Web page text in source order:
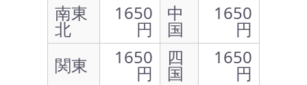
南東
北
1650
円
中
国
1650
円
関東
1650
円
四
国
1650
円